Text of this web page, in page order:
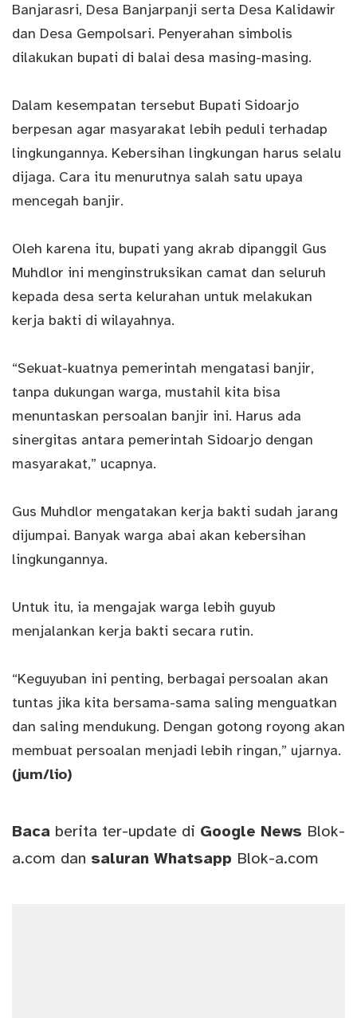
Banjarasri, Desa Banjarpanji serta Desa Kalidawir
dan Desa Gempolsari. Penyerahan simbolis
dilakukan bupati di balai desa masing-masing.
Dalam kesempatan tersebut Bupati Sidoarjo
berpesan agar masyarakat lebih peduli terhadap
lingkungannya. Kebersihan lingkungan harus selalu
dijaga. Cara itu menurutnya salah satu upaya
mencegah banjir.
Oleh karena itu, bupati yang akrab dipanggil Gus
Muhdlor ini menginstruksikan camat dan seluruh
kepada desa serta kelurahan untuk melakukan
kerja bakti di wilayahnya.
“Sekuat-kuatnya pemerintah mengatasi banjir,
tanpa dukungan warga, mustahil kita bisa
menuntaskan persoalan banjir ini. Harus ada
sinergitas antara pemerintah Sidoarjo dengan
masyarakat,” ucapnya.
Gus Muhdlor mengatakan kerja bakti sudah jarang
dijumpai. Banyak warga abai akan kebersihan
lingkungannya.
Untuk itu, ia mengajak warga lebih guyub
menjalankan kerja bakti secara rutin.
“Keguyuban ini penting, berbagai persoalan akan
tuntas jika kita bersama-sama saling menguatkan
dan saling mendukung. Dengan gotong royong akan
membuat persoalan menjadi lebih ringan,” ujarnya.
(jum/lio)
Baca berita ter-update di Google News Blok-
a.com dan saluran Whatsapp Blok-a.com